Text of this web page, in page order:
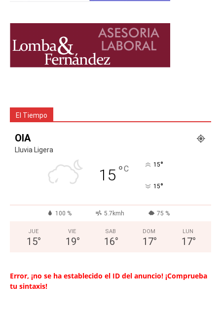
El Tiempo
OIA
Lluvia Ligera
15 °C 15°
15°
100 % 5.7kmh 75 %
JUE
15°
VIE
19°
SAB
16°
DOM
17°
LUN
17°
Error, ¡no se ha establecido el ID del anuncio! ¡Comprueba
tu sintaxis!